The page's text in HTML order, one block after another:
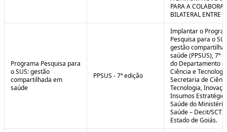
PARA A
BILATERAL ENTRE
Programa Pesquisa para
o SUS: gestão
compartilhada em
saúde
PPSUS - 7ª edição
Implantar o
Pesquisa para o
gestão
saúde (PPSUS), 7ª
do Departamento
Ciência e
Secretaria de
Tecnologia,
Insumos
Saúde do
Saúde – Decit/
Estado de Goiás.